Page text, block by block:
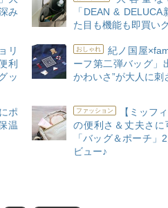
み
「DEAN &
た目も機能も即買い
リ
利
ッ
おしゃれ
紀ノ国屋
ーフ第二弾バッグ」
かわいさ”が大人に刺
ポ
温
ファッション
【ミッフ
の便利さ＆丈夫さに
「バッグ＆ポーチ」
ビュー♪